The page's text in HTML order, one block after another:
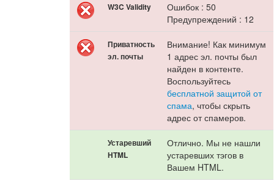
W3C Validity
Ошибок : 50
Предупреждений : 12
Приватность
эл. почты
Внимание! Как минимум
1 адрес эл. почты был
найден в контенте.
Воспользуйтесь
бесплатной защитой от
спама, чтобы скрыть
адрес от спамеров.
Устаревший
HTML
Отлично. Мы не нашли
устаревших тэгов в
Вашем HTML.